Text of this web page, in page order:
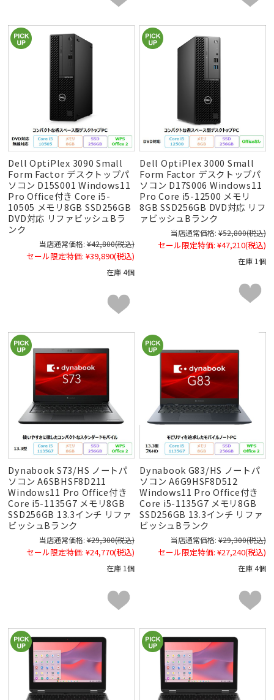
Dell OptiPlex 3090 Small
Form Factor デスクトップパ
ソコン D15S001 Windows11
Pro Office付き Core i5-
10505 メモリ8GB SSD256GB
DVD対応 リファビッシュBラ
ンク
当店通常価格: ¥42,800(税込)
セール限定特価: ¥39,890(税込)
在庫 4個
Dell OptiPlex 3000 Small
Form Factor デスクトップパ
ソコン D17S006 Windows11
Pro Core i5-12500 メモリ
8GB SSD256GB DVD対応 リフ
ァビッシュBランク
当店通常価格: ¥52,800(税込)
セール限定特価: ¥47,210(税込)
在庫 1個
Dynabook S73/HS ノートパ
ソコン A6SBHSF8D211
Windows11 Pro Office付き
Core i5-1135G7 メモリ8GB
SSD256GB 13.3インチ リファ
ビッシュBランク
当店通常価格: ¥29,300(税込)
セール限定特価: ¥24,770(税込)
在庫 1個
Dynabook G83/HS ノートパ
ソコン A6G9HSF8D512
Windows11 Pro Office付き
Core i5-1135G7 メモリ8GB
SSD256GB 13.3インチ リファ
ビッシュBランク
当店通常価格: ¥29,300(税込)
セール限定特価: ¥27,240(税込)
在庫 4個